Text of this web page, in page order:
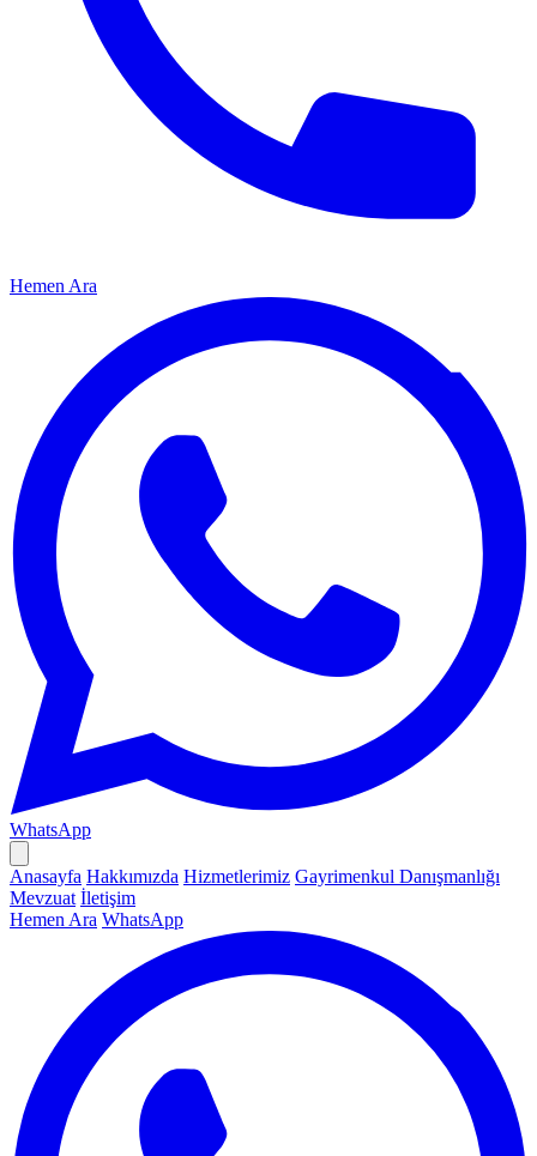
Hemen Ara
WhatsApp
Anasayfa Hakkımızda Hizmetlerimiz Gayrimenkul Danışmanlığı
Mevzuat İletişim
Hemen Ara WhatsApp